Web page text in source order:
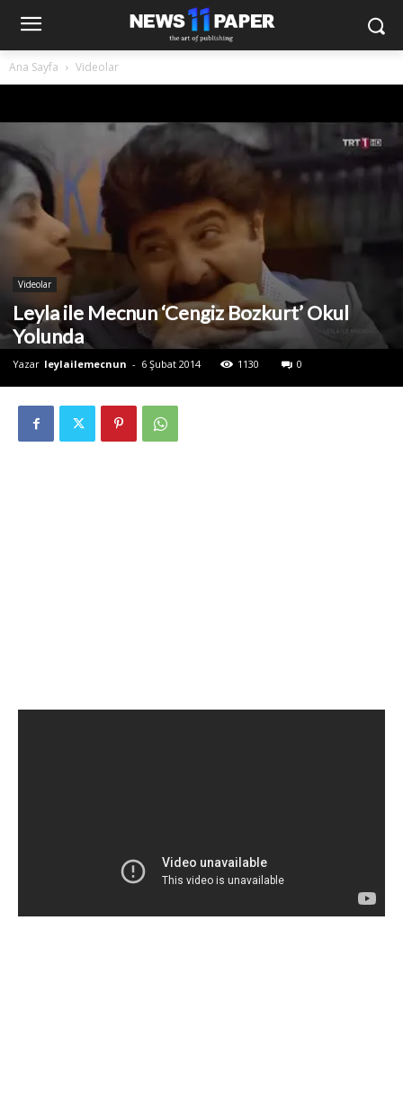
Ana Sayfa Videolar
Videolar
Leyla ile Mecnun ‘Cengiz Bozkurt’ Okul
Yolunda
Yazar leylailemecnun - 6 Şubat 2014 1130 0